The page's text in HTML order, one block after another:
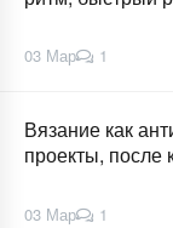
03 Мар 1
Вязание как
проекты, после
03 Мар 1